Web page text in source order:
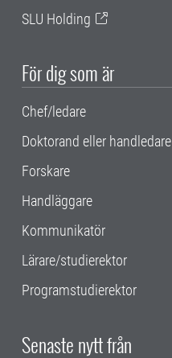
SLU Holding
För dig som är
Chef/ledare
Doktorand eller handledare
Forskare
Handläggare
Kommunikatör
Lärare/studierektor
Programstudierektor
Senaste nytt från